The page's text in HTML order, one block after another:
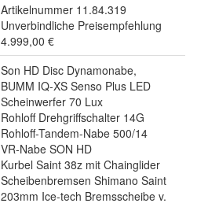
Artikelnummer 11.84.319
Unverbindliche Preisempfehlung
4.999,00 €
Son HD Disc Dynamonabe,
BUMM IQ-XS Senso Plus LED
Scheinwerfer 70 Lux
Rohloff Drehgriffschalter 14G
Rohloff-Tandem-Nabe 500/14
VR-Nabe SON HD
Kurbel Saint 38z mit Chainglider
Scheibenbremsen Shimano Saint
203mm Ice-tech Bremsscheibe v.